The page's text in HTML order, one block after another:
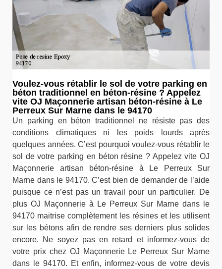
Voulez-vous rétablir le sol de votre parking en
béton traditionnel en béton-résine ? Appelez
vite OJ Maçonnerie artisan béton-résine à Le
Perreux Sur Marne dans le 94170
Un parking en béton traditionnel ne résiste pas des
conditions climatiques ni les poids lourds après
quelques années. C’est pourquoi voulez-vous rétablir le
sol de votre parking en béton résine ? Appelez vite OJ
Maçonnerie artisan béton-résine à Le Perreux Sur
Marne dans le 94170. C’est bien de demander de l’aide
puisque ce n’est pas un travail pour un particulier. De
plus OJ Maçonnerie à Le Perreux Sur Marne dans le
94170 maitrise complètement les résines et les utilisent
sur les bétons afin de rendre ses derniers plus solides
encore. Ne soyez pas en retard et informez-vous de
votre prix chez OJ Maçonnerie Le Perreux Sur Marne
dans le 94170. Et enfin, informez-vous de votre devis